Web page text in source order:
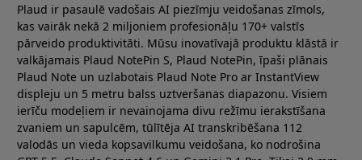
Plaud ir pasaulē vadošais AI piezīmju veidošanas zīmols,
kas vairāk nekā 2 miljoniem profesionāļu 170+ valstīs
pārveido produktivitāti. Mūsu inovatīvajā produktu klāstā ir
valkājamais Plaud NotePin S, Plaud NotePin, īpaši plānais
Plaud Note un uzlabotais Plaud Note Pro ar InstantView
displeju un 5 metru balss uztveršanas diapazonu. Visiem
ierīču modeļiem ir nevainojama divu režīmu ierakstīšana
zvaniem un sapulcēm, tūlītēja AI transkribēšana 112
valodās un vieda kopsavilkumu veidošana, ko nodrošina